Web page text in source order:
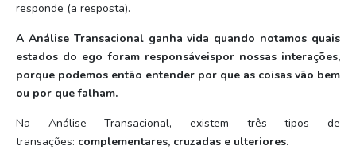
responde (a resposta).
A Análise Transacional ganha vida quando notamos quais
estados do ego foram responsáveis​​por nossas interações,
porque podemos então entender por que as coisas vão bem
ou por que falham.
Na Análise Transacional, existem três tipos de
transações: complementares, cruzadas e ulteriores.